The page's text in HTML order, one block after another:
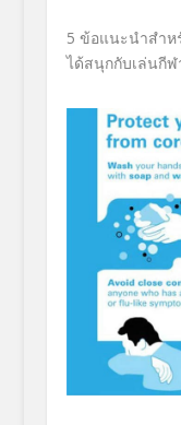
5 ข้อแนะนำสำห
ได้สนุกกับเล่นกีฬ